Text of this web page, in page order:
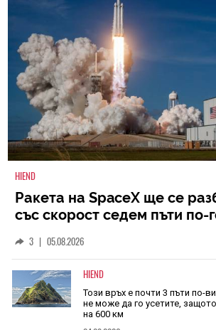
HIEND
Ракета на SpaceX ще се
със скорост седем пъти по-
3 | 05.08.2026
HIEND
Този връх е почти 3 пъти по-
не може да го усетите,
на 600 км